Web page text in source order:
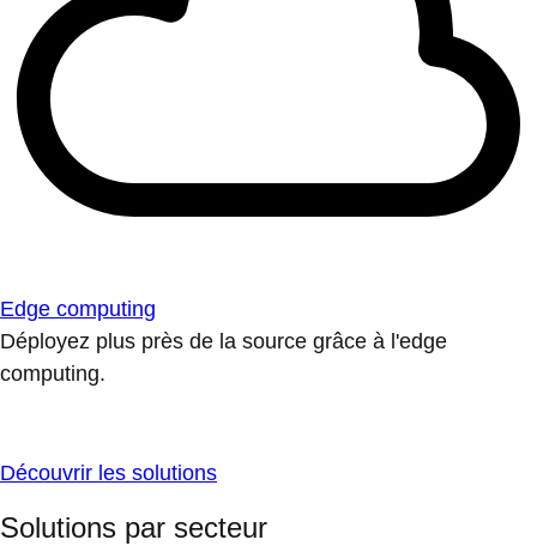
Edge computing
Déployez plus près de la source grâce à l'edge
computing.
Découvrir les solutions
Solutions par secteur